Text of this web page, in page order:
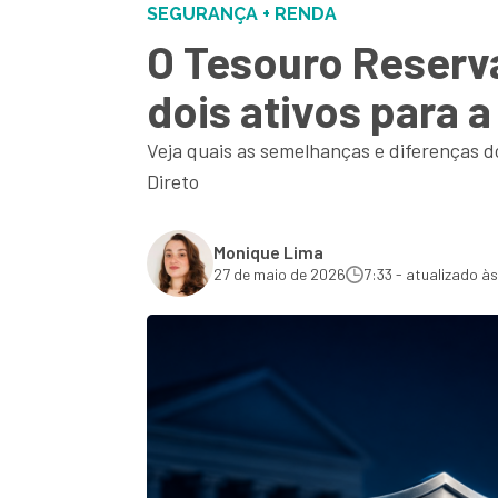
SEGURANÇA + RENDA
O Tesouro
dois ativos para
Veja quais as semelhanças e diferenças
Direto
Monique Lima
27 de maio de 2026 7:33 - atualizado às